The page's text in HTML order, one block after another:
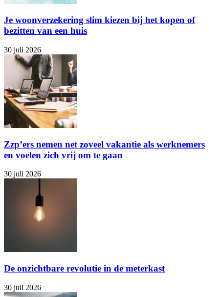
Je woonverzekering slim kiezen bij het kopen of
bezitten van een huis
30 juli 2026
Zzp’ers nemen net zoveel vakantie als werknemers
en voelen zich vrij om te gaan
30 juli 2026
De onzichtbare revolutie in de meterkast
30 juli 2026